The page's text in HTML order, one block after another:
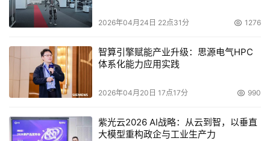
2026年04月24日 22点31分 1276
智算引擎赋能产业升级：思源电气HPC
体系化能力应用实践
2026年04月20日 17点17分 990
紫光云2026 AI战略：从云到智，以垂直
大模型重构政企与工业生产力